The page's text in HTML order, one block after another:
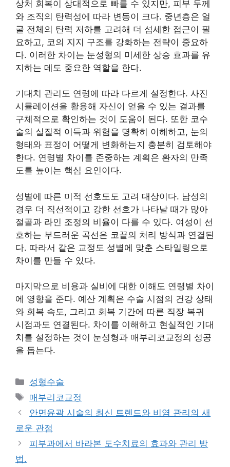
상처 회복이 상대적으로 빠를 수 있지만, 피부 두께
와 조직의 탄력성에 따라 변동이 크다. 중년층은 얼
굴 전체의 탄력 저하를 고려해 더 섬세한 접근이 필
요하고, 코의 지지 구조를 강화하는 전략이 중요하
다. 이러한 차이는 눈성형의 미세한 상승 효과를 유
지하는 데도 중요한 역할을 한다.
기대치 관리도 연령에 따라 다르게 설정한다. 사진
시뮬레이션을 활용해 자신이 얻을 수 있는 결과를
구체적으로 확인하는 것이 도움이 된다. 또한 코수
술의 실질적 이득과 위험을 명확히 이해하고, 눈의
형태와 표정이 어떻게 변화하는지 충분히 검토해야
한다. 연령별 차이를 존중하는 계획은 환자의 만족
도를 높이는 핵심 요인이다.
성별에 따른 미적 선호도도 고려 대상이다. 남성의
경우 더 직선적이고 강한 선호가 나타날 때가 많아
절골과 라인 조정의 비율이 다를 수 있다. 여성이 선
호하는 부드러운 곡선은 코끝의 처리 방식과 연결된
다. 따라서 같은 교정도 성별에 맞춘 스타일링으로
차이를 만들 수 있다.
마지막으로 비용과 실비에 대한 이해도 연령별 차이
에 영향을 준다. 예산 계획은 수술 시점의 건강 상태
와 회복 속도, 그리고 회복 기간에 따른 직장 복귀
시점과도 연결된다. 차이를 이해하고 현실적인 기대
치를 설정하는 것이 눈성형과 매부리코교정의 성공
을 돕는다.
카
테
리
성형수술
태
그
매부리코교정
안면윤곽 시술의 최신 트렌드와 비염 관리의 새
로운 관점
피부과에서 바라본 도수치료의 효과와 관리 방
법.